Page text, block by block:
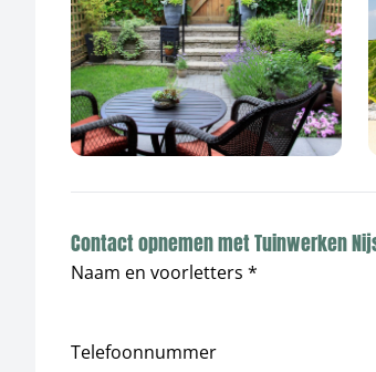
Contact opnemen met Tuinwerken
Naam en voorletters *
Telefoonnummer